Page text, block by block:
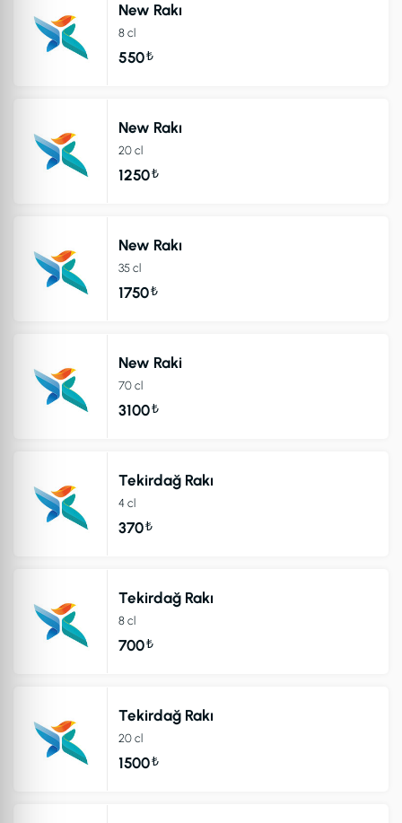
New Rakı
8 cl
550₺
New Rakı
20 cl
1250₺
New Rakı
35 cl
1750₺
New Raki
70 cl
3100₺
Tekirdağ Rakı
4 cl
370₺
Tekirdağ Rakı
8 cl
700₺
Tekirdağ Rakı
20 cl
1500₺